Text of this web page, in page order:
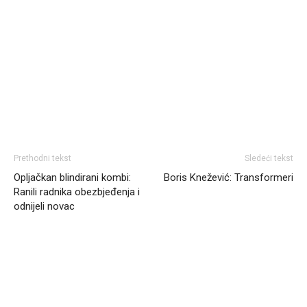
Prethodni tekst
Opljačkan blindirani kombi:
Ranili radnika obezbjeđenja i
odnijeli novac
Sledeći tekst
Boris Knežević: Transformeri